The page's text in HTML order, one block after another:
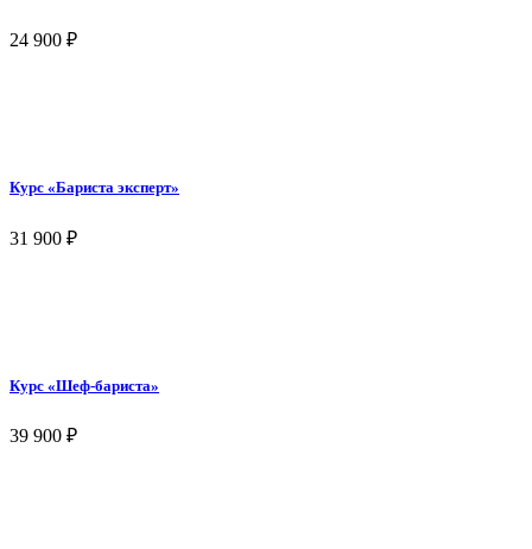
24 900 ₽
Курс «Бариста эксперт»
31 900 ₽
Курс «Шеф-бариста»
39 900 ₽